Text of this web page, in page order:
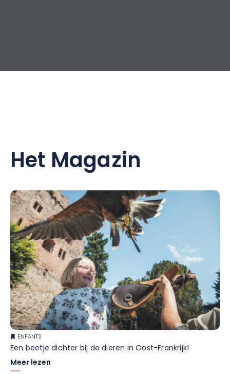
Het Magazin
ENFANTS
Een beetje dichter bij de dieren in Oost-Frankrijk!
Meer lezen